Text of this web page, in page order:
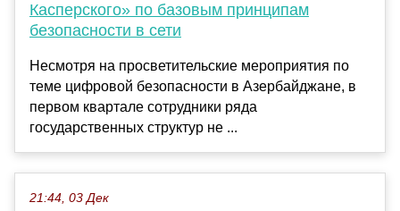
Касперского» по базовым принципам
безопасности в сети
Несмотря на просветительские мероприятия по
теме цифровой безопасности в Азербайджане, в
первом квартале сотрудники ряда
государственных структур не ...
21:44, 03 Дек